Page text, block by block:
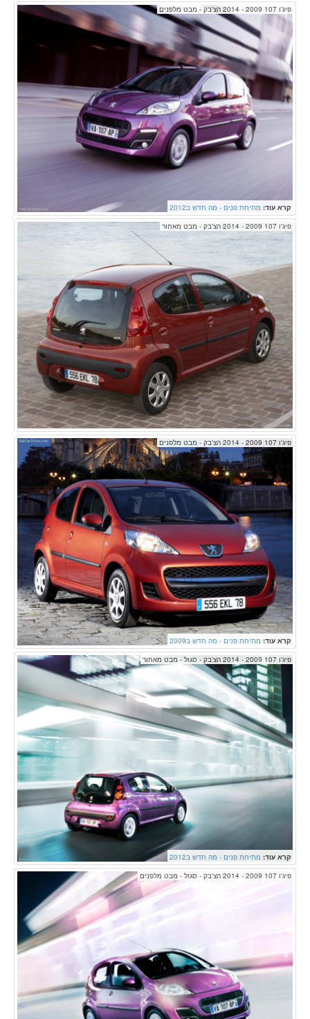
פיג'ו 107 2009 - 2014 הצ'בק - מבט מלפנים
קרא עוד: מתיחת פנים - מה חדש ב2012
פיג'ו 107 2009 - 2014 הצ'בק - מבט מאחור
פיג'ו 107 2009 - 2014 הצ'בק - מבט מלפנים
קרא עוד: מתיחת פנים - מה חדש ב2009
פיג'ו 107 2009 - 2014 הצ'בק - סגול - מבט מאחור
קרא עוד: מתיחת פנים - מה חדש ב2012
פיג'ו 107 2009 - 2014 הצ'בק - סגול - מבט מלפנים